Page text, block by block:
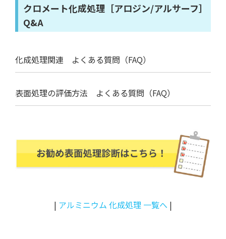
クロメート化成処理［アロジン/アルサーフ］
Q&A
化成処理関連 よくある質問（FAQ）
表面処理の評価方法 よくある質問（FAQ）
| アルミニウム 化成処理 一覧へ |